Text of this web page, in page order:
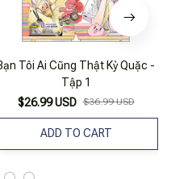
Tôi Ai Cũng Thật Kỳ Quặc -
Tập 1
$26.99 USD $36.99 USD
ADD TO CART